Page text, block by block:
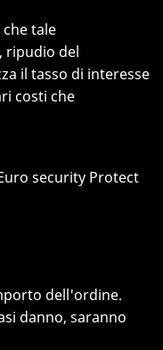
tale
ripudio del
il tasso di interesse
costi che
security Protect
dell'ordine.
danno, saranno